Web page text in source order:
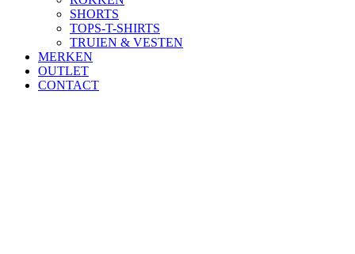
SHORTS
TOPS-T-SHIRTS
TRUIEN & VESTEN
MERKEN
OUTLET
CONTACT